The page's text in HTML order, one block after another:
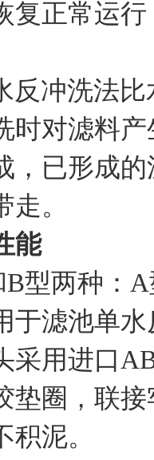
复正常运
反冲洗法
时对滤料
，已形成
。
能
B型两种： A
于滤池单
采用进口
垫圈，联
泥。